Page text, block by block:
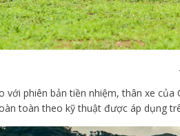
với phiên bản tiền nhiệm, thân xe
toàn theo kỹ thuật được áp dụng